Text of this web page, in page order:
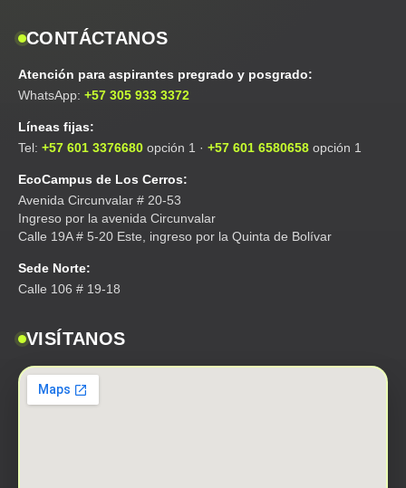
CONTÁCTANOS
Atención para aspirantes pregrado y posgrado:
WhatsApp: +57 305 933 3372
Líneas fijas:
Tel: +57 601 3376680 opción 1 · +57 601 6580658 opción 1
EcoCampus de Los Cerros:
Avenida Circunvalar # 20-53
Ingreso por la avenida Circunvalar
Calle 19A # 5-20 Este, ingreso por la Quinta de Bolívar
Sede Norte:
Calle 106 # 19-18
VISÍTANOS